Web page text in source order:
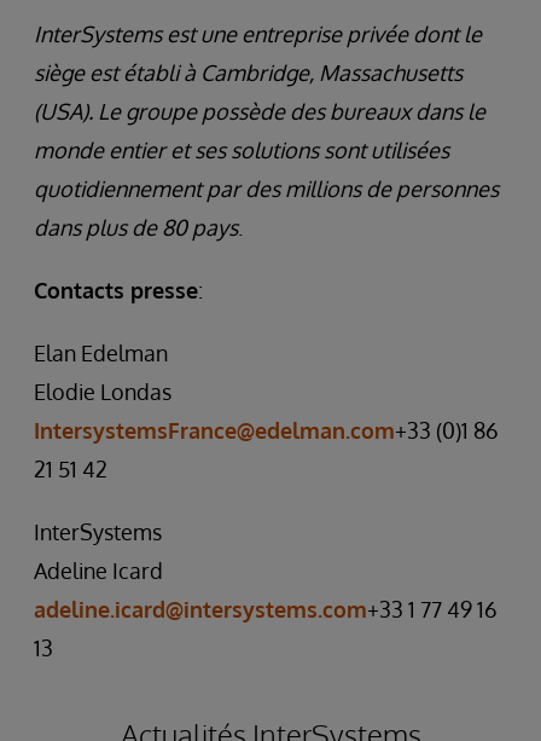
InterSystems est une entreprise privée dont le
siège est établi à Cambridge, Massachusetts
(USA). Le groupe possède des bureaux dans le
monde entier et ses solutions sont utilisées
quotidiennement par des millions de personnes
dans plus de 80 pays.
Contacts presse:
Elan Edelman
Elodie Londas
IntersystemsFrance@edelman.com+33 (0)1 86
21 51 42
InterSystems
Adeline Icard
adeline.icard@intersystems.com+33 1 77 49 16
13